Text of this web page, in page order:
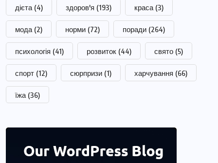
дієта (4) здоров'я (193) краса (3)
мода (2) норми (72) поради (264)
психологія (41) розвиток (44) свято (5)
спорт (12) сюрпризи (1) харчування (66)
їжа (36)